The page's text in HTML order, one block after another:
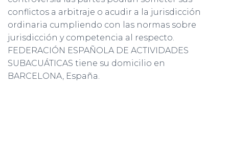
conflictos a arbitraje o acudir a la jurisdicción
ordinaria cumpliendo con las normas sobre
jurisdicción y competencia al respecto.
FEDERACIÓN ESPAÑOLA DE ACTIVIDADES
SUBACUÁTICAS tiene su domicilio en
BARCELONA, España.